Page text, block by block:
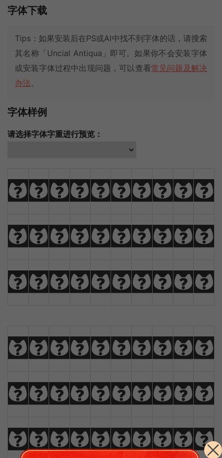
字体下载
Tips：如果安装后在PS或AI中找不到字体的话，请搜索
其名称「Uncial Antiqua」即可。如果你不会安装字体
或安装字体过程中出现问题，可以查看常见问题及解决
办法。
字体样例
请选择字体字重进行预览：
ABCDEFGHIJ
KLMNOPQRST
UVWXYZÀÁÂÃ
abcdefghij
klmnopqrst
uvwxyzÄÅÆÇ